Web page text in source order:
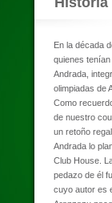
En la década
quienes
Andrada,
olimpiadas de
Como
de nuestro
un retoño
Andrada lo
Club House.
pedazo de él
cuyo autor es